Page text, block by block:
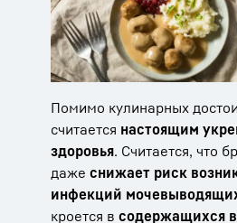
Помимо кулинарных
считается настоящим
здоровья. Считается, что
даже снижает риск
инфекций
кроется в содержащихся